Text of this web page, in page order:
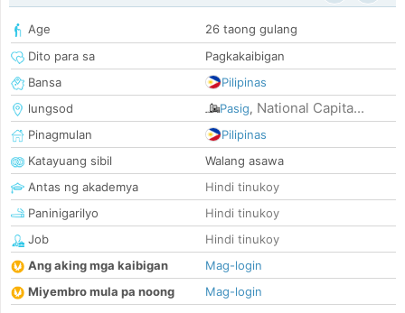
Age
26 taong gulang
Dito para sa
Pagkakaibigan
Bansa
Pilipinas
lungsod
Pasig, National Capita...
Pinagmulan
Pilipinas
Katayuang sibil
Walang asawa
Antas ng akademya
Hindi tinukoy
Paninigarilyo
Hindi tinukoy
Job
Hindi tinukoy
Ang aking mga kaibigan
Mag-login
Miyembro mula pa noong
Mag-login